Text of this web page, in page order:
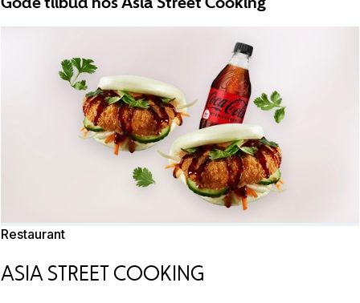
Restaurant
ASIA STREET COOKING